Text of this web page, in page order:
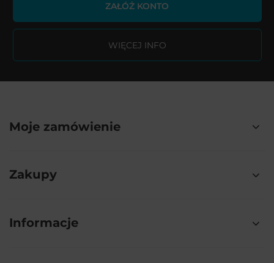
ZAŁÓŻ KONTO
WIĘCEJ INFO
Moje zamówienie
Zakupy
Informacje